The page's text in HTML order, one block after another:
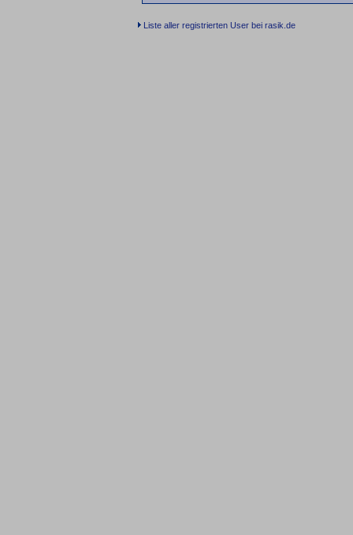
Liste aller registrierten User bei rasik.de